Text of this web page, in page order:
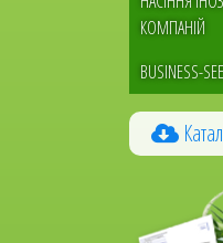
КОМПАНІЙ
BUSINESS-